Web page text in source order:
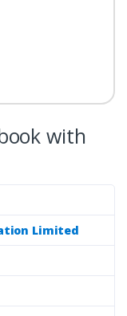
with
Limited